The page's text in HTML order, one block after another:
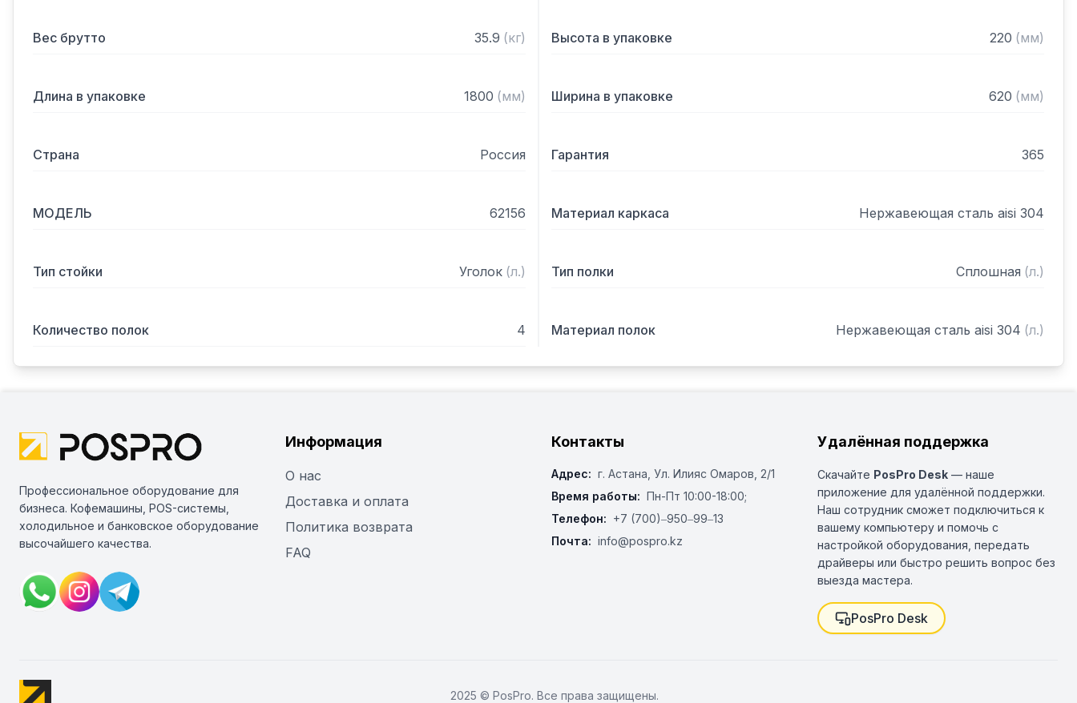
Вес брутто 35.9 (кг) Высота в упаковке 220 (мм)
Длина в упаковке 1800 (мм) Ширина в упаковке 620 (мм)
Страна Россия Гарантия 365
МОДЕЛЬ 62156 Материал каркаса Нержавеющая сталь aisi 304
Тип стойки Уголок (л.) Тип полки Сплошная (л.)
Количество полок 4 Материал полок Нержавеющая сталь aisi 304 (л.)
Профессиональное оборудование для
бизнеса. Кофемашины, POS-системы,
холодильное и банковское оборудование
высочайшего качества.
Информация
О нас
Доставка и оплата
Политика возврата
FAQ
Контакты
Адрес: г. Астана, ​Ул. Илияс Омаров, 2/1
Время работы: Пн-Пт 10:00-18:00;
Телефон: +7 (700)‒950‒99‒13
Почта: info@pospro.kz
Удалённая поддержка
Скачайте PosPro Desk — наше
приложение для удалённой поддержки.
Наш сотрудник сможет подключиться к
вашему компьютеру и помочь с
настройкой оборудования, передать
драйверы или быстро решить вопрос без
выезда мастера.
PosPro Desk
2025 © PosPro. Все права защищены.